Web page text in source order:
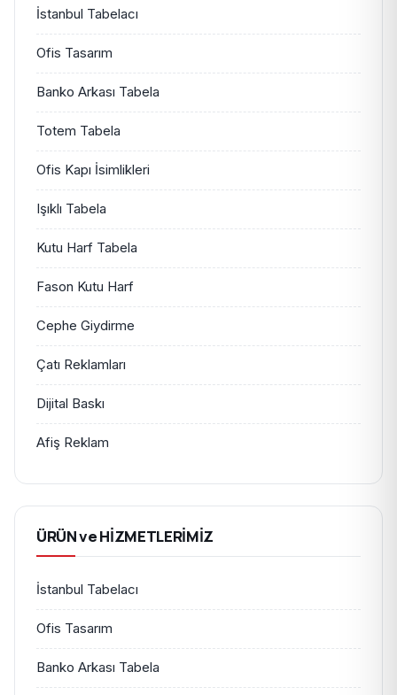
İstanbul Tabelacı
Ofis Tasarım
Banko Arkası Tabela
Totem Tabela
Ofis Kapı İsimlikleri
Işıklı Tabela
Kutu Harf Tabela
Fason Kutu Harf
Cephe Giydirme
Çatı Reklamları
Dijital Baskı
Afiş Reklam
ÜRÜN ve HİZMETLERİMİZ
İstanbul Tabelacı
Ofis Tasarım
Banko Arkası Tabela